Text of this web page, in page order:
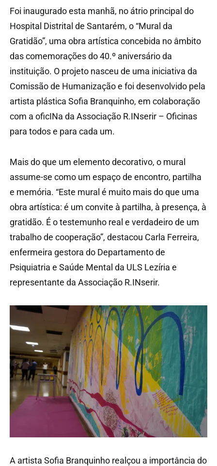
Foi inaugurado esta manhã, no átrio principal do
Hospital Distrital de Santarém, o “Mural da
Gratidão”, uma obra artística concebida no âmbito
das comemorações do 40.º aniversário da
instituição. O projeto nasceu de uma iniciativa da
Comissão de Humanização e foi desenvolvido pela
artista plástica Sofia Branquinho, em colaboração
com a oficINa da Associação R.INserir – Oficinas
para todos e para cada um.
Mais do que um elemento decorativo, o mural
assume-se como um espaço de encontro, partilha
e memória. “Este mural é muito mais do que uma
obra artística: é um convite à partilha, à presença, à
gratidão. É o testemunho real e verdadeiro de um
trabalho de cooperação”, destacou Carla Ferreira,
enfermeira gestora do Departamento de
Psiquiatria e Saúde Mental da ULS Lezíria e
representante da Associação R.INserir.
A artista Sofia Branquinho realçou a importância do